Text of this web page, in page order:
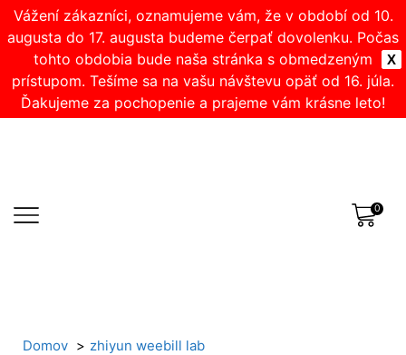
X
Vážení zákazníci, oznamujeme vám, že v období od 10.
augusta do 17. augusta budeme čerpať dovolenku. Počas
tohto obdobia bude naša stránka s obmedzeným
prístupom. Tešíme sa na vašu návštevu opäť od 16. júla.
Ďakujeme za pochopenie a prajeme vám krásne leto!
0
Domov zhiyun weebill lab